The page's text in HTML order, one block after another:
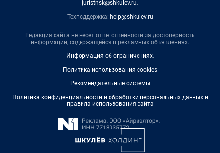
juristnsk@shkulev.ru.
Техподдержка: help@shkulev.ru
Редакция сайта не несет ответственности за достоверность
информации, содержащейся в рекламных объявлениях.
Информация об ограничениях.
Политика использования cookies
Рекомендательные системы
Политика конфиденциальности и обработки персональных данных и
правила использования сайта